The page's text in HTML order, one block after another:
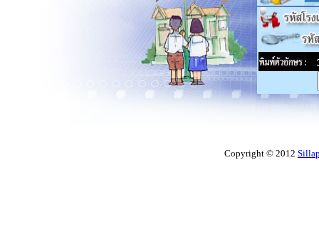
Copyright © 2012